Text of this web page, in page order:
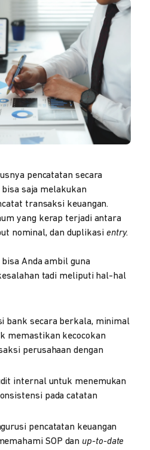
pencatatan secara
saja melakukan
transaksi keuangan.
yang kerap terjadi antara
nominal, dan duplikasi entry.
Anda ambil guna
tadi meliputi hal-hal
bank secara berkala, minimal
memastikan kecocokan
perusahaan dengan
internal untuk menemukan
pada catatan
pencatatan keuangan
SOP dan up-to-date